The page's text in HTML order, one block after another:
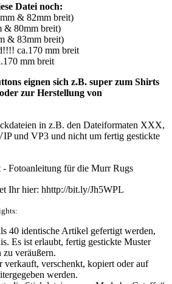
Datei noch:
& 82mm breit)
& 80mm breit)
& 83mm breit)
ca.170 mm breit
mm breit
eignen sich z.B. super zum Shirts
zur Herstellung von
in z.B. den Dateiformaten XXX,
und VP3 und nicht um fertig gestickte
Fotoanleitung für die Murr Rugs
Ihr hier: hhttp://bit.ly/Jh5WPL
40 identische Artikel gefertigt werden,
Es ist erlaubt, fertig gestickte Muster
zu veräußern.
verkauft, verschenkt, kopiert oder auf
werden.